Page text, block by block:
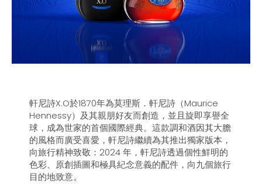
軒尼詩X.O於1870年為莫理斯．軒尼詩（Maurice
Hennessy）及其親朋好友而創造，並且旋即享譽全
球，成為世家的首個國際經典。這款調和酒因其大膽
的風格而廣受喜愛，軒尼詩繼續為其推出獨家版本，
向旅行精神致敬：2024 年，軒尼詩透過個性鮮明的
色彩、原創插圖和極具紀念意義的配件，向九個旅行
目的地致意。